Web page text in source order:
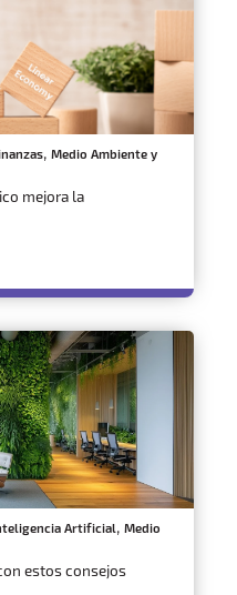
, Medio Ambiente y
mejora la
Artificial, Medio
estos consejos